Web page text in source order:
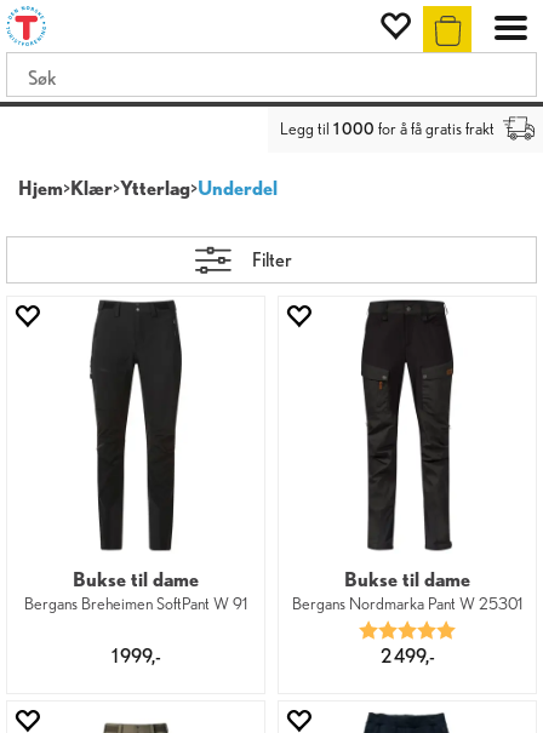
Legg til 1 000 for å få gratis frakt
Hjem>Klær>Ytterlag>Underdel
Filter
Bukse til dame
Bergans Breheimen SoftPant W 91
1 999,-
Bukse til dame
Bergans Nordmarka Pant W 25301
Karakter:
2 499,-